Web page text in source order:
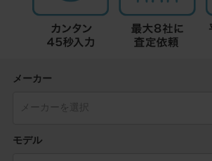
メーカー
モデル